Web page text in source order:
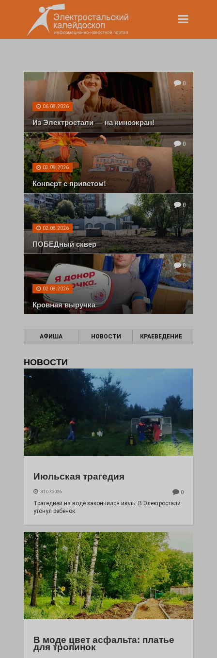
0
06.08.2026
Из Электростали — на киноэкран!
0
03.08.2026
Конверт с приветом!
0
02.08.2026
ПОБЕДный сквер
0
02.08.2026
Кровная выручка
АФИША НОВОСТИ КРАЕВЕДЕНИЕ
НОВОСТИ
Июльская трагедия
31.07.2026 0
Трагедией на воде закончился июль. В Электростали
утонул ребёнок.
В моде цвет асфальта: платье
для тропинок